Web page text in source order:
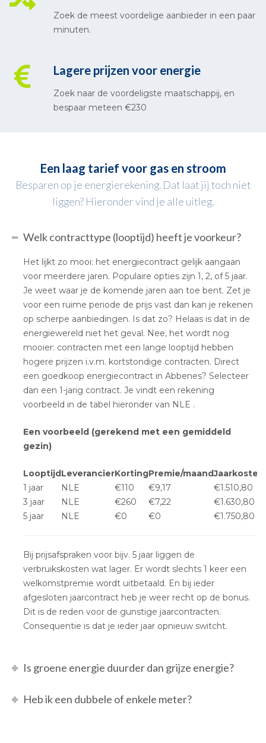
Zoek de meest voordelige aanbieder in een paar
minuten.
Lagere prijzen voor energie
Zoek naar de voordeligste maatschappij, en
bespaar meteen €230
Een laag tarief voor gas en stroom
Besparen op je energierekening. Dat laat jij toch niet
liggen? Hieronder vind je alle uitleg.
Welk contracttype (looptijd) heeft je voorkeur?
Het lijkt zo mooi: het energiecontract gelijk aangaan
voor meerdere jaren. Populaire opties zijn 1, 2, of 5 jaar.
Je weet waar je de komende jaren aan toe bent. Zet je
voor een ruime periode de prijs vast dan kan je rekenen
op scherpe aanbiedingen. Is dat zo? Helaas is dat in de
energiewereld niet het geval. Nee, het wordt nog
mooier: contracten met een lange looptijd hebben
hogere prijzen i.v.m. kortstondige contracten. Direct
een goedkoop energiecontract in Abbenes? Selecteer
dan een 1-jarig contract. Je vindt een rekening
voorbeeld in de tabel hieronder van NLE .
Een voorbeeld (gerekend met een gemiddeld
gezin)
LooptijdLeverancierKortingPremie/maandJaarkosten
1 jaar
NLE €110 €9,17
€1.510,80
3 jaar
NLE €260 €7,22
€1.630,80
5 jaar
NLE €0 €0 €1.750,80
Bij prijsafspraken voor bijv. 5 jaar liggen de
verbruikskosten wat lager. Er wordt slechts 1 keer een
welkomstpremie wordt uitbetaald. En bij ieder
afgesloten jaarcontract heb je weer recht op de bonus.
Dit is de reden voor de gunstige jaarcontracten.
Consequentie is dat je ieder jaar opnieuw switcht.
Is groene energie duurder dan grijze energie?
Heb ik een dubbele of enkele meter?